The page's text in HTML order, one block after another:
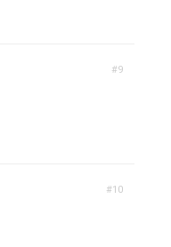
#9
#10